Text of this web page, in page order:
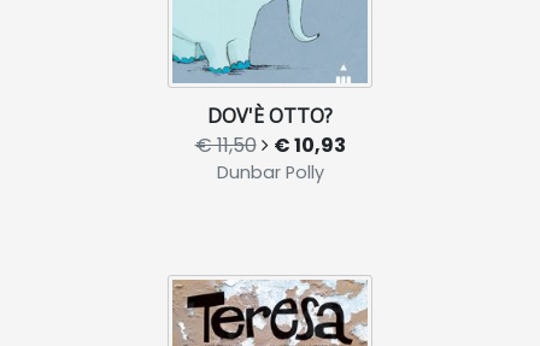
DOV'È OTTO?
€ 11,50 € 10,93
Dunbar Polly